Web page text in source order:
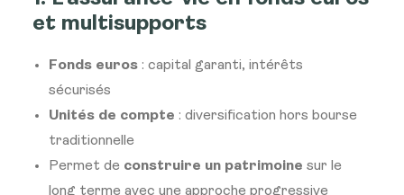
et multisupports
Fonds euros : capital garanti, intérêts
sécurisés
Unités de compte : diversification hors bourse
traditionnelle
Permet de construire un patrimoine sur le
long terme avec une approche progressive